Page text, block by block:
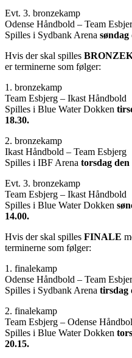
Evt. 3. bronzekamp
Odense Håndbold –
Spilles i Sydbank Arena søndag
Hvis der skal spilles
er terminerne som følger:
1. bronzekamp
Team Esbjerg – Ikast
Spilles i Blue Water Dokken
18.30.
2. bronzekamp
Ikast Håndbold –
Spilles i IBF Arena torsdag den
Evt. 3. bronzekamp
Team Esbjerg – Ikast
Spilles i Blue Water Dokken
14.00.
Hvis der skal spilles FINALE
terminerne som følger:
1. finalekamp
Odense Håndbold –
Spilles i Sydbank Arena tirsdag
2. finalekamp
Team Esbjerg – Odense
Spilles i Blue Water Dokken
20.15.